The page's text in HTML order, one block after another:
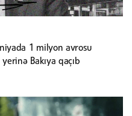
1 milyon avrosu
Bakıya qaçıb